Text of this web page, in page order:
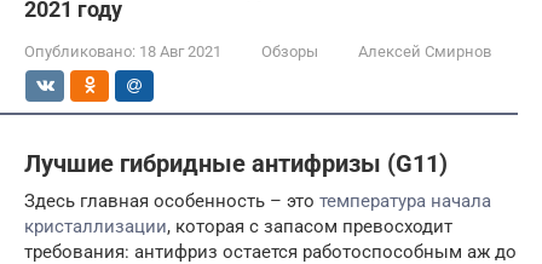
2021 году
Опубликовано: 18 Авг 2021 Обзоры Алексей Смирнов
Лучшие гибридные антифризы (G11)
Здесь главная особенность – это температура начала
кристаллизации, которая с запасом превосходит
требования: антифриз остается работоспособным аж до